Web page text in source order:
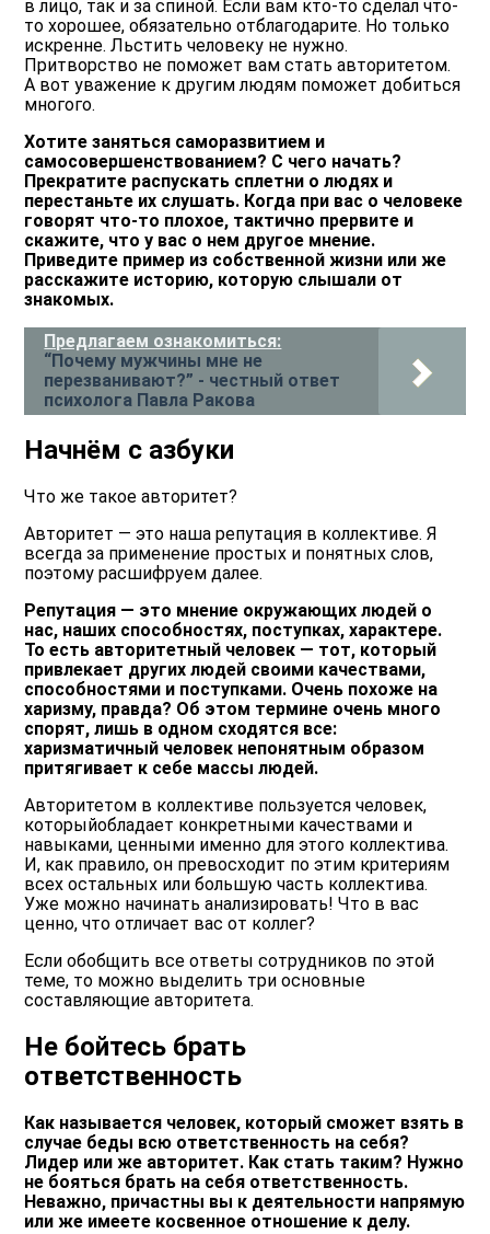
в лицо, так и за спиной. Если вам кто-то сделал что-
то хорошее, обязательно отблагодарите. Но только
искренне. Льстить человеку не нужно.
Притворство не поможет вам стать авторитетом.
А вот уважение к другим людям поможет добиться
многого.
Хотите заняться саморазвитием и
самосовершенствованием? С чего начать?
Прекратите распускать сплетни о людях и
перестаньте их слушать. Когда при вас о человеке
говорят что-то плохое, тактично прервите и
скажите, что у вас о нем другое мнение.
Приведите пример из собственной жизни или же
расскажите историю, которую слышали от
знакомых.
Предлагаем ознакомиться:
“Почему мужчины мне не
перезванивают?” - честный ответ
психолога Павла Ракова
Начнём с азбуки
Что же такое авторитет?
Авторитет — это наша репутация в коллективе. Я
всегда за применение простых и понятных слов,
поэтому расшифруем далее.
Репутация — это мнение окружающих людей о
нас, наших способностях, поступках, характере.
То есть авторитетный человек — тот, который
привлекает других людей своими качествами,
способностями и поступками. Очень похоже на
харизму, правда? Об этом термине очень много
спорят, лишь в одном сходятся все:
харизматичный человек непонятным образом
притягивает к себе массы людей.
Авторитетом в коллективе пользуется человек,
которыйобладает конкретными качествами и
навыками, ценными именно для этого коллектива.
И, как правило, он превосходит по этим критериям
всех остальных или большую часть коллектива.
Уже можно начинать анализировать! Что в вас
ценно, что отличает вас от коллег?
Если обобщить все ответы сотрудников по этой
теме, то можно выделить три основные
составляющие авторитета.
Не бойтесь брать
ответственность
Как называется человек, который сможет взять в
случае беды всю ответственность на себя?
Лидер или же авторитет. Как стать таким? Нужно
не бояться брать на себя ответственность.
Неважно, причастны вы к деятельности напрямую
или же имеете косвенное отношение к делу.